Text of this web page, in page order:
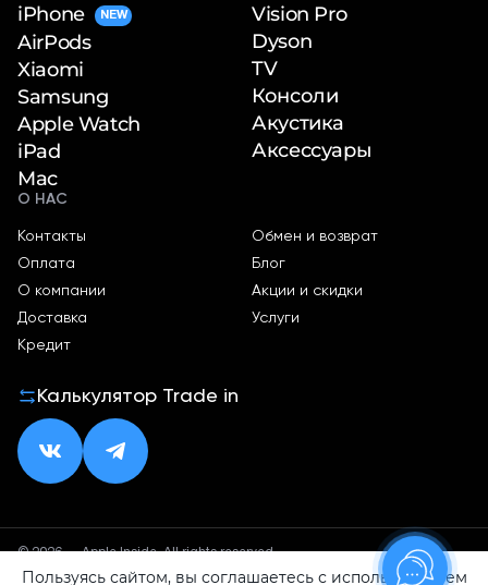
iPhone NEW
AirPods
Xiaomi
Samsung
Apple Watch
iPad
Mac
Vision Pro
Dyson
TV
Консоли
Акустика
Аксессуары
О НАС
Контакты
Оплата
О компании
Доставка
Кредит
Обмен и возврат
Блог
Акции и скидки
Услуги
Калькулятор Trade in
© 2026 — Apple Inside. All rights reserved.
Политика конфиденциальностиОферта
Пользуясь сайтом, вы соглашаетесь с использованием